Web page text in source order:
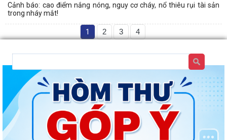
Cảnh báo: cao điểm nắng nóng, nguy cơ cháy, nổ thiêu rụi tài sản
trong nháy mắt!
1 2 3 4